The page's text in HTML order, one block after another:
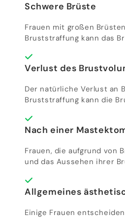
Schwere Brüste
Frauen mit großen
Bruststraffung kann das
Verlust des
Der natürliche Verlust an
Bruststraffung kann die
Nach einer
Frauen, die aufgrund von
und das Aussehen ihrer
Allgemeines
Einige Frauen